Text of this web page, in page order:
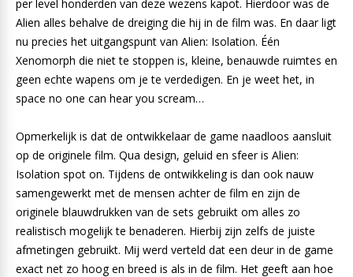
per level honderden van deze wezens kapot. Hierdoor was de
Alien alles behalve de dreiging die hij in de film was. En daar ligt
nu precies het uitgangspunt van Alien: Isolation. Één
Xenomorph die niet te stoppen is, kleine, benauwde ruimtes en
geen echte wapens om je te verdedigen. En je weet het, in
space no one can hear you scream…
Opmerkelijk is dat de ontwikkelaar de game naadloos aansluit
op de originele film. Qua design, geluid en sfeer is Alien:
Isolation spot on. Tijdens de ontwikkeling is dan ook nauw
samengewerkt met de mensen achter de film en zijn de
originele blauwdrukken van de sets gebruikt om alles zo
realistisch mogelijk te benaderen. Hierbij zijn zelfs de juiste
afmetingen gebruikt. Mij werd verteld dat een deur in de game
exact net zo hoog en breed is als in de film. Het geeft aan hoe